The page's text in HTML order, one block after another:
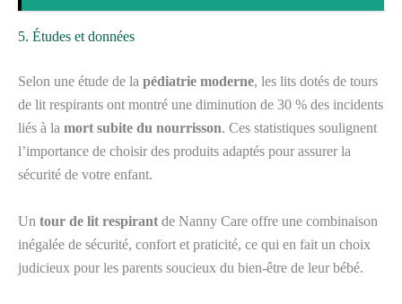
5. Études et données
Selon une étude de la pédiatrie moderne, les lits dotés de tours
de lit respirants ont montré une diminution de 30 % des incidents
liés à la mort subite du nourrisson. Ces statistiques soulignent
l’importance de choisir des produits adaptés pour assurer la
sécurité de votre enfant.
Un tour de lit respirant de Nanny Care offre une combinaison
inégalée de sécurité, confort et praticité, ce qui en fait un choix
judicieux pour les parents soucieux du bien-être de leur bébé.